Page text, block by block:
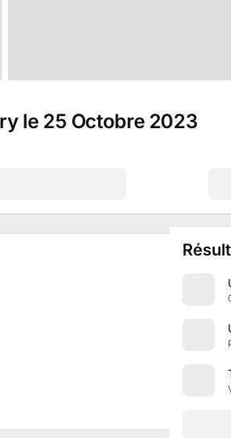
le 25 Octobre 2023